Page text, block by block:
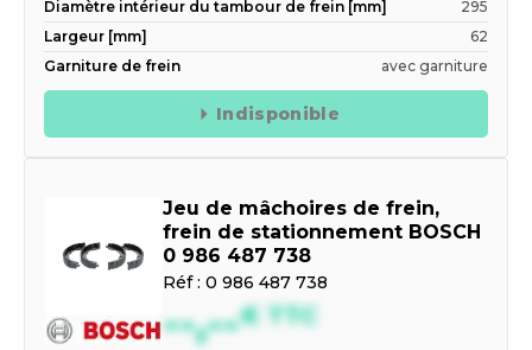
Diamètre intérieur du tambour de frein [mm]
295
Largeur [mm]
62
Garniture de frein
avec garniture
Indisponible
Jeu de mâchoires de frein,
frein de stationnement BOSCH
0 986 487 738
Réf : 0 986 487 738
--,--€ TTC